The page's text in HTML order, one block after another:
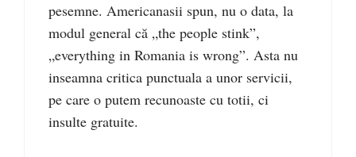
pesemne. Americanasii spun, nu o data, la
modul general că „the people stink”,
„everything in Romania is wrong”. Asta nu
inseamna critica punctuala a unor servicii,
pe care o putem recunoaste cu totii, ci
insulte gratuite.